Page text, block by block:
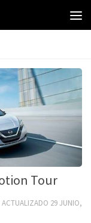
Tour
ACTUALIZADO 29 JUNIO,